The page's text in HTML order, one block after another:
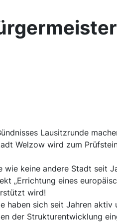
Lausitzrunde
Welzow wird zum
keine andere Stadt seit
„Errichtung eines
wird!
haben sich seit Jahren
der Strukturentwicklung